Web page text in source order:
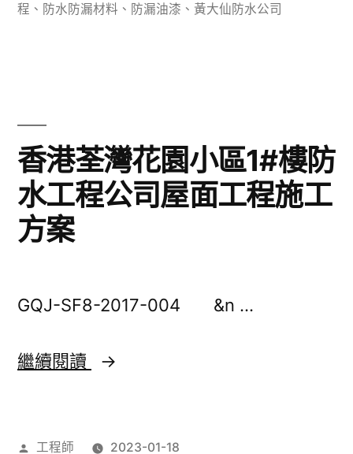
點
及
水
漏
程 、 防水防漏材料 、 防漏油漆 、 黃大仙防水公司
香港荃灣花園小區1#樓防
水工程公司屋面工程施工
方案
GQJ-SF8-2017-004 &n …
繼續閱讀
香
作
工程師
2023-01-18